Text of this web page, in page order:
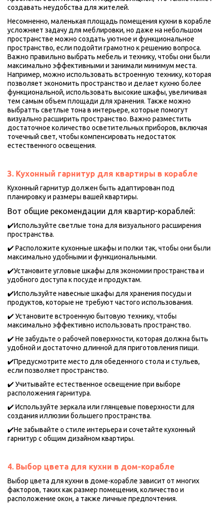
создавать неудобства для жителей.
Несомненно, маленькая площадь помещения кухни в корабле
усложняет задачу для меблировки, но даже на небольшом
пространстве можно создать уютное и функциональное
пространство, если подойти грамотно к решению вопроса.
Важно правильно выбрать мебель и технику, чтобы они были
максимально эффективными и занимали минимум места.
Например, можно использовать встроенную технику, которая
позволяет экономить пространство и делает кухню более
функциональной, использовать высокие шкафы, увеличивая
тем самым объем площади для хранения. Также можно
выбратть светлые тона в интерьере, которые помогут
визуально расширить пространство. Важно разместить
достаточное количество осветительных приборов, включая
точечный свет, чтобы компенсировать недостаток
естественного освещения.
3. Кухонный гарнитур для квартиры в корабле
Кухонный гарнитур должен быть адаптирован под
планировку и размеры вашей квартиры.
Вот общие рекомендации для квартир-кораблей:
✔️Используйте светлые тона для визуального расширения
пространства.
✔️ Расположите кухонные шкафы и полки так, чтобы они были
максимально удобными и функциональными.
✔️Установите угловые шкафы для экономии пространства и
удобного доступа к посуде и продуктам.
✔️Используйте навесные шкафы для хранения посуды и
продуктов, которые не требуют частого использования.
✔️ Установите встроенную бытовую технику, чтобы
максимально эффективно использовать пространство.
✔️ Не забудьте о рабочей поверхности, которая должна быть
удобной и достаточно длинной для приготовления пищи.
✔️Предусмотрите место для обеденного стола и стульев,
если позволяет пространство.
✔️ Учитывайте естественное освещение при выборе
расположения гарнитура.
✔️ Используйте зеркала или глянцевые поверхности для
создания иллюзии большего пространства.
✔️Не забывайте о стиле интерьера и сочетайте кухонный
гарнитур с общим дизайном квартиры.
4. Выбор цвета для кухни в дом-корабле
Выбор цвета для кухни в доме-корабле зависит от многих
факторов, таких как размер помещения, количество и
расположение окон, а также личные предпочтения.